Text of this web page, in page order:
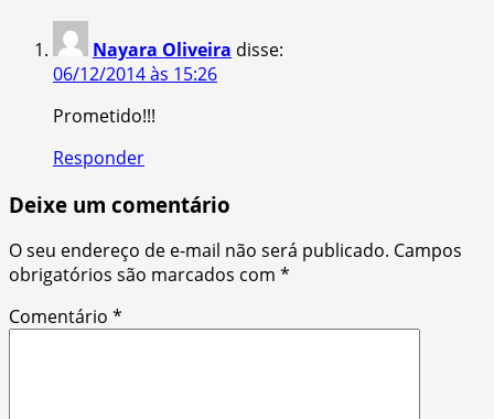
Nayara Oliveira disse:
06/12/2014 às 15:26
Prometido!!!
Responder
Deixe um comentário
O seu endereço de e-mail não será publicado. Campos
obrigatórios são marcados com *
Comentário *